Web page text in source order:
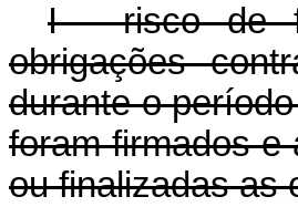
I - risco de
obrigações
durante o
foram firmados e
ou finalizadas as